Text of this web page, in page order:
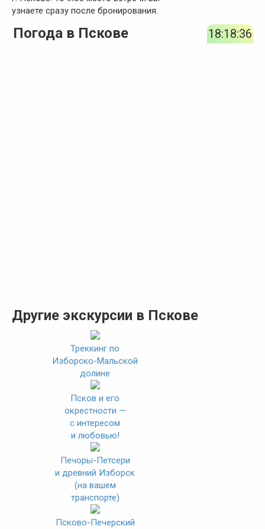
узнаете сразу после бронирования.
Погода в Пскове 18:18:37
Другие экскурсии в Пскове
Треккинг по
Изборско-Мальской
долине
Псков и его
окрестности —
с интересом
и любовью!
Печоры-Петсери
и древний Изборск
(на вашем
транспорте)
Псково-Печерский